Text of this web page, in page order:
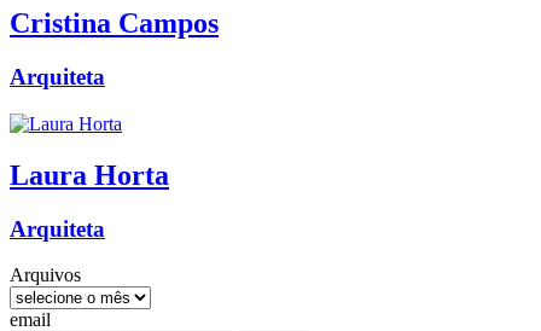
Cristina Campos
Arquiteta
Laura Horta
Arquiteta
Arquivos
email